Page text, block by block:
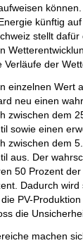
künftig
stellt dafür
Verläufe der
einzelnen Wert
neu einen
zwischen dem
sowie einen
zwischen dem
aus. Der
50 Prozent
Dadurch wird
PV-
die
machen